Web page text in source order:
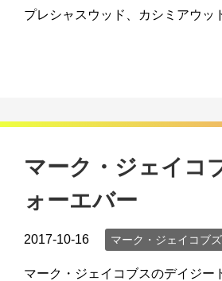
プレシャスウッド、カシミアウ
マーク・ジェイコ
ォーエバー
2017-10-16 マーク・ジェイコブズ
マーク・ジェイコブスのデイジ